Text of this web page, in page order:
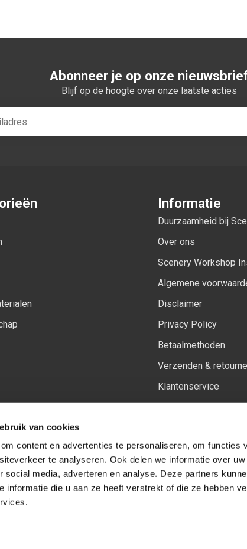
van cookies
content en advertenties te personaliseren, om functies
te analyseren. Ook delen we informatie over
social media, adverteren en analyse. Deze partners
informatie die u aan ze heeft verstrekt of die ze hebben
Abonneer je op onze
Blijf op de hoogte over onze laatste acties
Informatie
Duurzaamheid bij
Over ons
Scenery Workshop
Algemene
Disclaimer
Privacy Policy
Betaalmethoden
Verzenden &
Klantenservice
Volg ons op:
Facebook
YoutubeInstagram